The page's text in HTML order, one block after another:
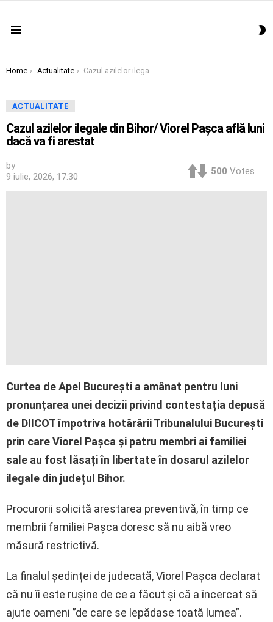
You are here:
Home Actualitate Cazul azilelor ilegale din Bihor/ Viorel Pașca află luni dacă va fi arestat
ACTUALITATE
Cazul azilelor ilegale din Bihor/ Viorel Pașca află luni
dacă va fi arestat
by
9 iulie, 2026, 17:30
500 Votes
Curtea de Apel București a amânat pentru luni
pronunțarea unei decizii privind contestația depusă
de DIICOT împotriva hotărârii Tribunalului București
prin care Viorel Pașca și patru membri ai familiei
sale au fost lăsați în libertate în dosarul azilelor
ilegale din județul Bihor.
Procurorii solicită arestarea preventivă, în timp ce
membrii familiei Pașca doresc să nu aibă vreo
măsură restrictivă.
La finalul ședinței de judecată, Viorel Pașca declarat
că nu îi este rușine de ce a făcut și că a încercat să
ajute oameni ”de care se lepădase toată lumea”.